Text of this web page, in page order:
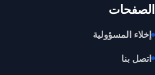
الصفحات
إخلاء المسؤولية
اتصل بنا